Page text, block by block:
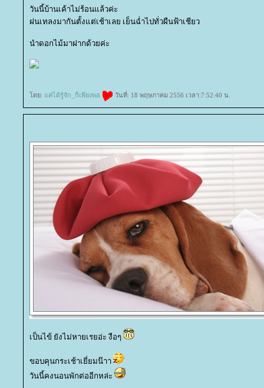
วันนี้บ้านเค้าไม่ร้อนแล้วค่ะ
ฝนเทลงมากันตั้งแต่เช้าเลย เย็นฉ่ำไปทั่วผืนฟ้าเชียว
นำดอกไม้มาฝากด้วยค่ะ
ดย: ค่ได้รู้จัก_ก็เพียงพอ วันที่: 18 พฤษภาคม 2556 เวลา:7:52:40 น.
เป็นไข้ ยังไม่หายเรยอ่ะ งือๆ
ขอบคุนกระเช้าเยี่ยมน๊าา
วันนี้คงนอนพักต่ออีกหล่ะ